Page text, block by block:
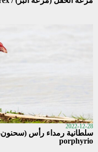
2022-12-28
porphyrio